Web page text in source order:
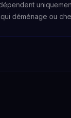
déménage ou